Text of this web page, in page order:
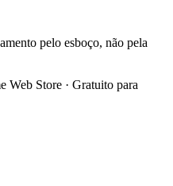
pelo esboço, não pela
Web Store · Gratuito para